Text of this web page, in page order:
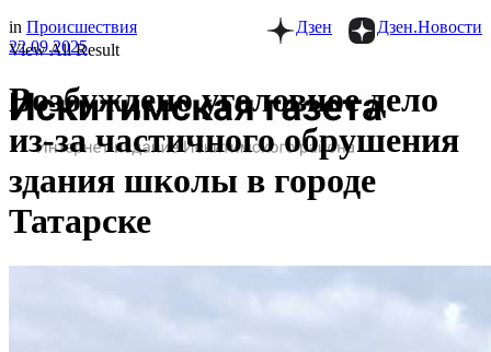
View All Result
Дзен.Новости
Дзен
in Происшествия
22.09.2025
Возбуждено уголовное дело
из-за частичного обрушения
здания школы в городе
Татарске